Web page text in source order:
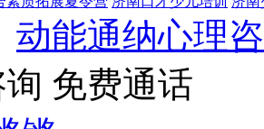
动能通纳心理
免费通话